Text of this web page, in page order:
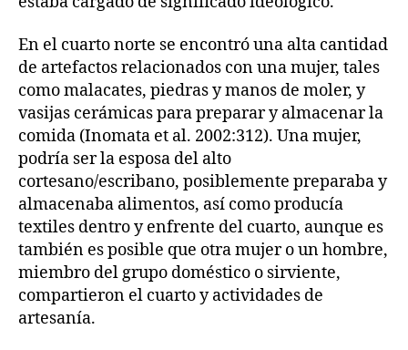
En el cuarto norte se encontró una alta cantidad
de artefactos relacionados con una mujer, tales
como malacates, piedras y manos de moler, y
vasijas cerámicas para preparar y almacenar la
comida (Inomata et al. 2002:312). Una mujer,
podría ser la esposa del alto
cortesano/escribano, posiblemente preparaba y
almacenaba alimentos, así como producía
textiles dentro y enfrente del cuarto, aunque es
también es posible que otra mujer o un hombre,
miembro del grupo doméstico o sirviente,
compartieron el cuarto y actividades de
artesanía.